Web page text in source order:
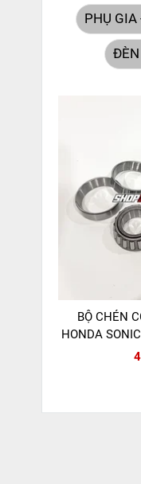
PHỤ
ĐÈN
BỘ CHÉN
HONDA